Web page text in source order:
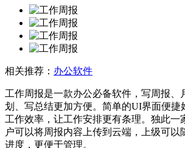
相关推荐： 办公软件
工作周报是一款办公必备软件，写周报、
划、写总结更加方便。简单的UI界面便捷
工作效率，让工作安排更有条理。独此一
户可以将周报内容上传到云端，上级可以
进度，更便于管理。